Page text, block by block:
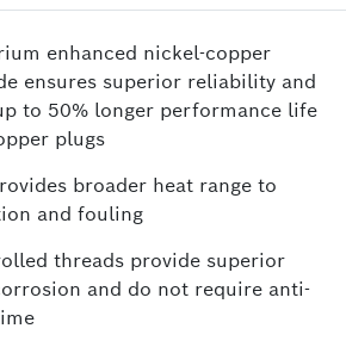
enhanced nickel-copper
ensures superior reliability and
to 50% longer performance life
plugs
broader heat range to
and fouling
threads provide superior
and do not require anti-